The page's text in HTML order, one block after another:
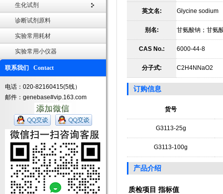
生化试剂
诊断试剂原料
实验常用耗材
实验常用小仪器
联系我们 Contact
电话：020-82160415(5线）
邮件：genebase#vip.163.com
英文名: Glycine sodium
别名: 甘氨酸钠；甘氨
CAS No.: 6000-44-8
分子式: C2H4NNaO2
订购信息
货号
G3113-25g
G3113-100g
产品介绍
质检项目 指标值